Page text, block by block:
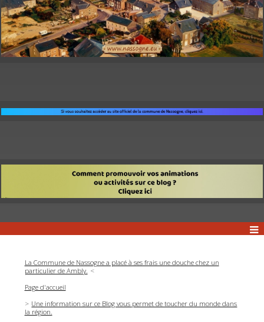
La Commune de Nassogne a placé à ses frais une douche chez un
particulier de Ambly.
Page d'accueil
Une information sur ce Blog vous permet de toucher du monde dans
la région.